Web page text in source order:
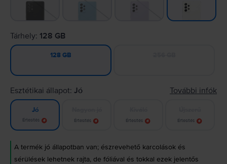
Tárhely: 128 GB
128 GB
Esztétikai állapot: Jó További infók
Jó
Értesítés Értesítés Értesítés Értesítés
A termék jó állapotban van; észrevehető karcolások és
sérülések lehetnek rajta, de fóliával és tokkal ezek jelentős